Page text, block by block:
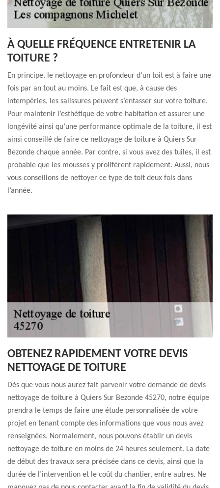
À QUELLE FRÉQUENCE ENTRETENIR LA
TOITURE ?
En principe, le nettoyage en profondeur d’un toit est à faire une
fois par an tout au moins. Le fait est que, à cause des
intempéries, les salissures peuvent s’entasser sur votre toiture.
Pour maintenir l’esthétique de votre habitation et assurer une
longévité ainsi qu’une performance optimale de la toiture, il est
ainsi conseillé de faire ce nettoyage de toiture à Quiers Sur
Bezonde chaque année. Par contre, si vous avez des tuiles, il est
probable que les mousses y prolifèrent rapidement. Aussi, nous
vous conseillons de nettoyer ce type de toit deux fois dans
l’année.
OBTENEZ RAPIDEMENT VOTRE DEVIS
NETTOYAGE DE TOITURE
Dès que vous nous aurez fait parvenir votre demande de devis
nettoyage de toiture à Quiers Sur Bezonde 45270, notre équipe
prendra le temps de faire une étude personnalisée de votre
projet en tenant compte des informations que vous nous avez
renseignées. Normalement, nous pouvons établir un devis
nettoyage de toiture en moins de 24 heures seulement. La date
de début des travaux sera précisée dans ce devis, ainsi que la
durée de l’intervention et le coût du chantier, entre autres. Ne